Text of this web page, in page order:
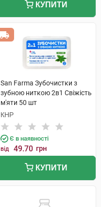
КУПИТИ
San Farma Зубочистки з
зубною ниткою 2в1 Свіжість
м'яти 50 шт
КНР
Є в наявності
від 49.70 грн
КУПИТИ